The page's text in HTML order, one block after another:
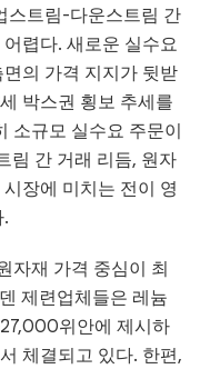
스트림-다운스트림 간
렵다. 새로운 실수요
의 가격 지지가 뒷받
박스권 횡보 추세를
소규모 실수요 주문이
림 간 거래 리듬, 원자
장에 미치는 전이 영
자재 가격 중심이 최
제련업체들은 레늄
위안에 제시하
체결되고 있다. 한편,